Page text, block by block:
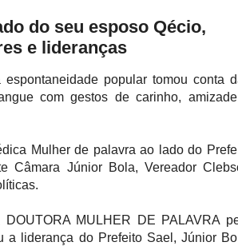
do seu esposo Qécio,
e lideranças
popular tomou conta
com gestos de carinho,
Mulher de palavra ao lado do
Câmara Júnior Bola, Vereador
MULHER DE PALAVRA
a liderança do Prefeito Sael, Júnior